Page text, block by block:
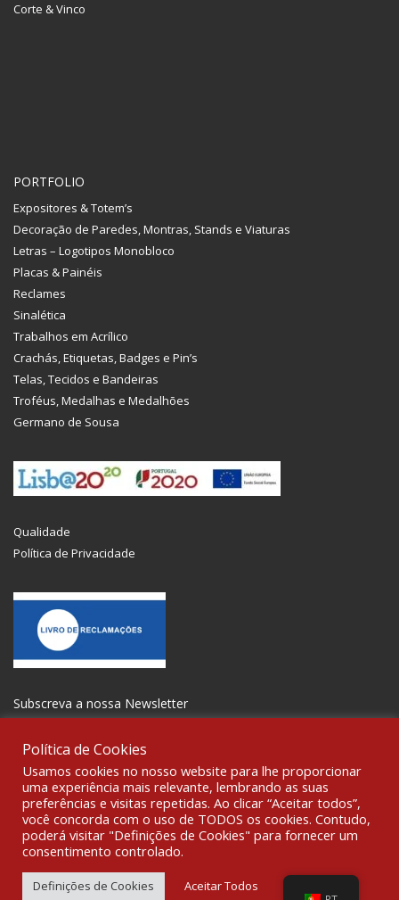
Corte & Vinco
PORTFOLIO
Expositores & Totem’s
Decoração de Paredes, Montras, Stands e Viaturas
Letras – Logotipos Monobloco
Placas & Painéis
Reclames
Sinalética
Trabalhos em Acrílico
Crachás, Etiquetas, Badges e Pin’s
Telas, Tecidos e Bandeiras
Troféus, Medalhas e Medalhões
Germano de Sousa
Qualidade
Política de Privacidade
Subscreva a nossa Newsletter
SOCIALIZE
© 2021 All rights reserved Gravoplot-Gravação,Impressão e
Sinalética Lda. WebDesign:
Fibra Design.
Política de Cookies
Usamos cookies no nosso website para lhe proporcionar
uma experiência mais relevante, lembrando as suas
preferências e visitas repetidas. Ao clicar “Aceitar todos”,
você concorda com o uso de TODOS os cookies. Contudo,
poderá visitar "Definições de Cookies" para fornecer um
consentimento controlado.
Definições de Cookies Aceitar Todos